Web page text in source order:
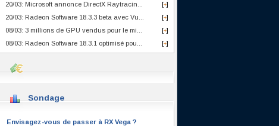
[+]
20/03: Microsoft annonce DirectX Raytracin...
[+]
20/03: Radeon Software 18.3.3 beta avec Vu...
[+]
08/03: 3 millions de GPU vendus pour le mi...
[+]
08/03: Radeon Software 18.3.1 optimisé pou...
Sondage
Envisagez-vous de passer à RX Vega ?